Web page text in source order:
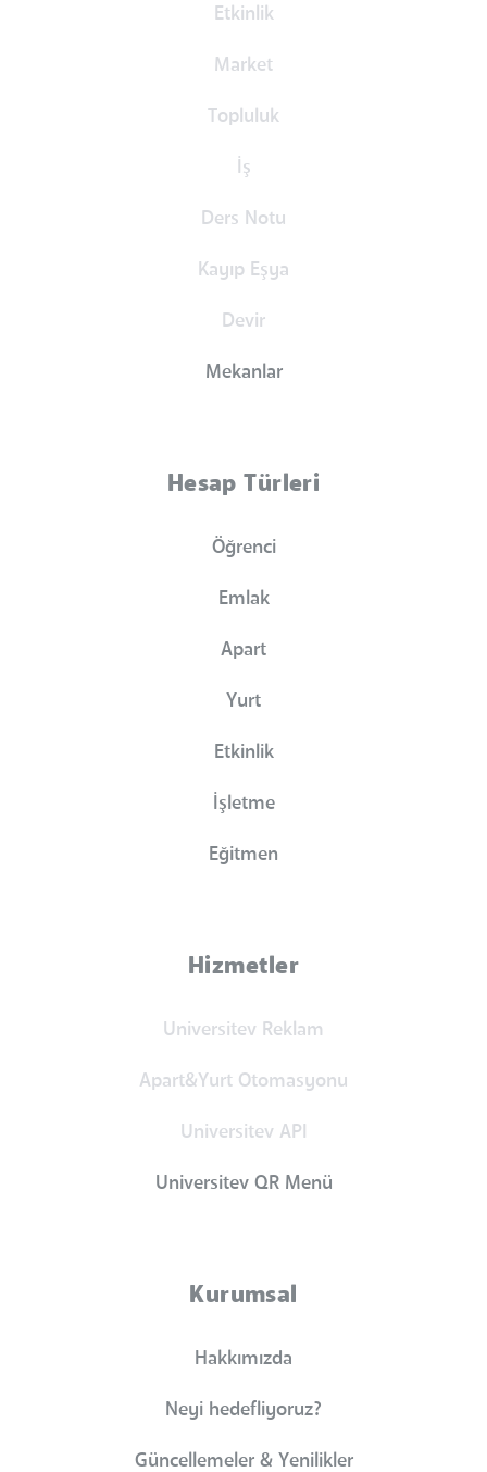
Etkinlik
Market
Topluluk
İş
Ders Notu
Kayıp Eşya
Devir
Mekanlar
Hesap Türleri
Öğrenci
Emlak
Apart
Yurt
Etkinlik
İşletme
Eğitmen
Hizmetler
Universitev Reklam
Apart&Yurt Otomasyonu
Universitev API
Universitev QR Menü
Kurumsal
Hakkımızda
Neyi hedefliyoruz?
Güncellemeler & Yenilikler